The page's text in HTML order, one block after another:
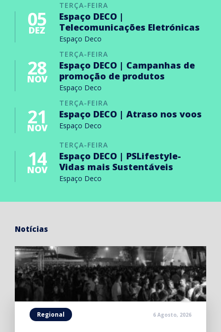
TERÇA-FEIRA
05
DEZ
Espaço DECO |
Telecomunicações Eletrónicas
Espaço Deco
TERÇA-FEIRA
28
NOV
Espaço DECO | Campanhas de
promoção de produtos
Espaço Deco
TERÇA-FEIRA
21
NOV
Espaço DECO | Atraso nos voos
Espaço Deco
TERÇA-FEIRA
14
NOV
Espaço DECO | PSLifestyle-
Vidas mais Sustentáveis
Espaço Deco
Notícias
Regional 6 Agosto, 2026